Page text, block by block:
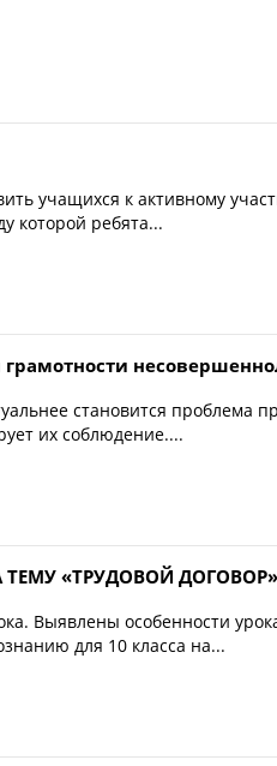
учащихся к активному
которой ребята...
становится проблема
их соблюдение....
«ТРУДОВОЙ ДОГОВОР»
Выявлены особенности
для 10 класса на...